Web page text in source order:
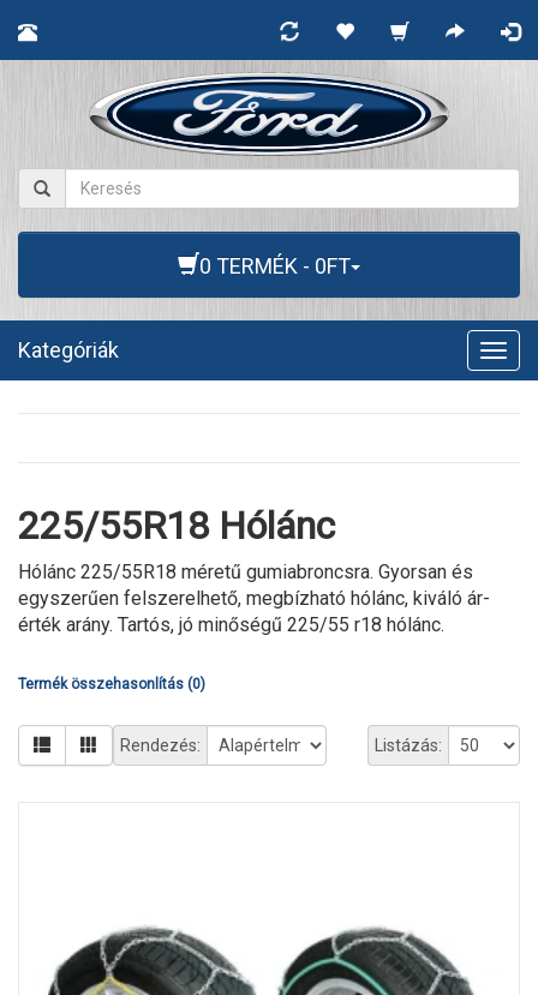
0 TERMÉK - 0FT
Kategóriák
225/55R18 Hólánc
Hólánc 225/55R18 méretű gumiabroncsra. Gyorsan és
egyszerűen felszerelhető, megbízható hólánc, kiváló ár-
érték arány. Tartós, jó minőségű 225/55 r18 hólánc.
Termék összehasonlítás (0)
Listázás:
Rendezés: